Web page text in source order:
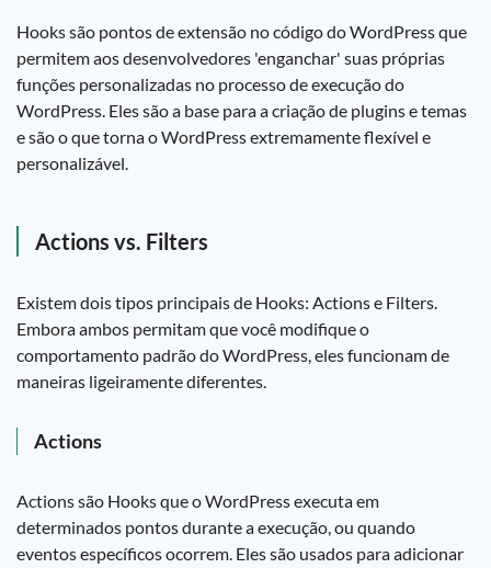
Hooks são pontos de extensão no código do WordPress que
permitem aos desenvolvedores 'enganchar' suas próprias
funções personalizadas no processo de execução do
WordPress. Eles são a base para a criação de plugins e temas
e são o que torna o WordPress extremamente flexível e
personalizável.
Actions vs. Filters
Existem dois tipos principais de Hooks: Actions e Filters.
Embora ambos permitam que você modifique o
comportamento padrão do WordPress, eles funcionam de
maneiras ligeiramente diferentes.
Actions
Actions são Hooks que o WordPress executa em
determinados pontos durante a execução, ou quando
eventos específicos ocorrem. Eles são usados para adicionar